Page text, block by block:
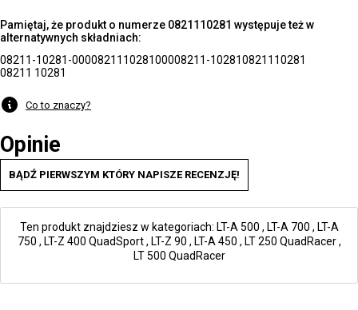
Pamiętaj, że produkt o numerze 0821110281 występuje też w
alternatywnych składniach:
08211-10281-000082111028100008211-102810821110281
08211 10281
Co to znaczy?
Opinie
BĄDŹ PIERWSZYM KTÓRY NAPISZE RECENZJĘ!
Ten produkt znajdziesz w kategoriach: LT-A 500 , LT-A 700 , LT-A
750 , LT-Z 400 QuadSport, LT-Z 90 , LT-A 450 , LT 250 QuadRacer,
LT 500 QuadRacer